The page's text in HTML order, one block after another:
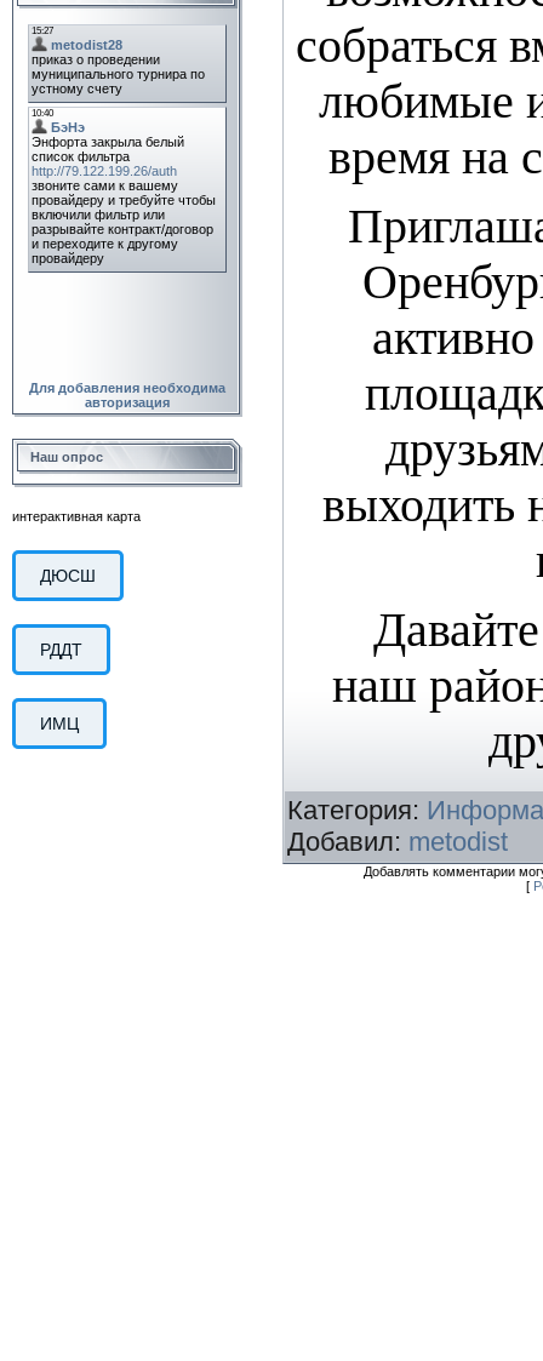
Для добавления необходима
авторизация
Наш опрос
интерактивная карта
ДЮСШ
РДДТ
ИМЦ
собраться
любимые
время на
выходить
наш
Категория:
Добавил: metodist
Добавлять комментарии
[